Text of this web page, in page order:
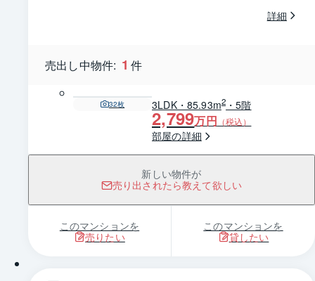
詳細
売出し中物件: 1 件
32枚 3LDK・85.93m2 ・5階
2,799万円 （税込）
部屋の詳細
新しい物件が
売り出されたら教えて欲しい
このマンションを
売りたい
このマンションを
貸したい